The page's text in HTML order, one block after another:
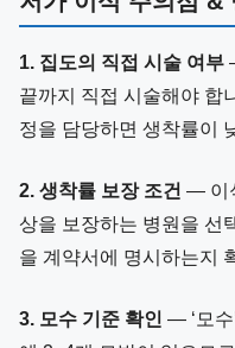
1. 집도의 직접 시술 여부
끝까지 직접 시술해야 합
정을 담당하면 생착률이
2. 생착률 보장 조건 — 이
상을 보장하는 병원을 선
을 계약서에 명시하는지
3. 모수 기준 확인 — ‘모수